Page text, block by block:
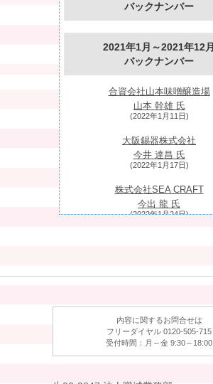
バックナンバー
2021年1月～2021年12月
バックナンバー
合資会社山本味噌醸造場
山本 幹雄 氏
(2022年1月11日)
大阪錫器株式会社
今井 達昌 氏
(2022年1月17日)
株式会社SEA CRAFT
今出 龍 氏
(2022年1月24日)
株式会社米五
内容に関するお問合せは
フリーダイヤル 0120-505-715
受付時間：月～金 9:30～18:00